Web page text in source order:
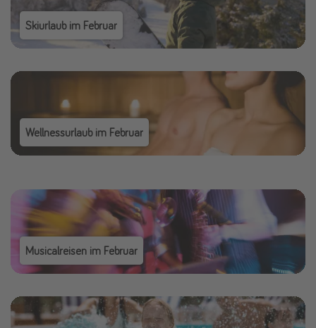
Skiurlaub im Februar
Wellnessurlaub im Februar
Musicalreisen im Februar